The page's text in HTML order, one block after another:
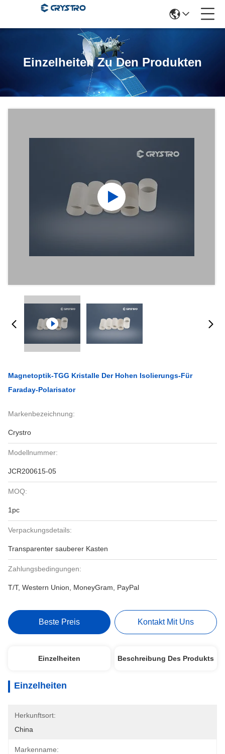
Einzelheiten Zu Den Produkten
Magnetoptik-TGG Kristalle Der Hohen Isolierungs-Für
Faraday-Polarisator
Markenbezeichnung:
Crystro
Modellnummer:
JCR200615-05
MOQ:
1pc
Verpackungsdetails:
Transparenter sauberer Kasten
Zahlungsbedingungen:
T/T, Western Union, MoneyGram, PayPal
Beste Preis Kontakt Mit Uns
Einzelheiten Beschreibung Des Produkts
Einzelheiten
Herkunftsort:
China
Markenname: